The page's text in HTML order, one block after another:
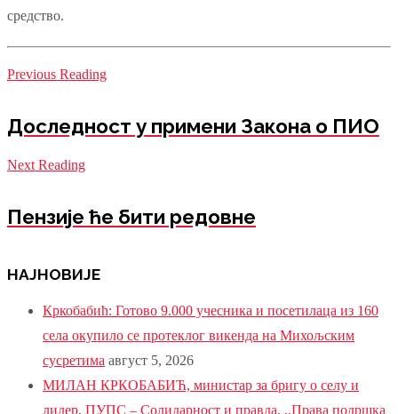
средство.
Previous Reading
Доследност у примени Закона о ПИО
Next Reading
Пензије ће бити редовне
НАЈНОВИЈЕ
Кркобабић: Готово 9.000 учесника и посетилаца из 160
села окупило се протеклог викенда на Михољским
сусретима август 5, 2026
МИЛАН КРКОБАБИЋ, министар за бригу о селу и
лидер, ПУПС – Солидарност и правда, ,,Права подршка